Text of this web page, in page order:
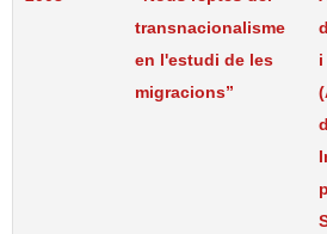
transnacionalisme
en l'estudi de les
migracions”
i